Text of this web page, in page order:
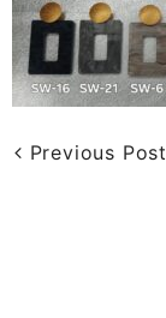
Previous Post